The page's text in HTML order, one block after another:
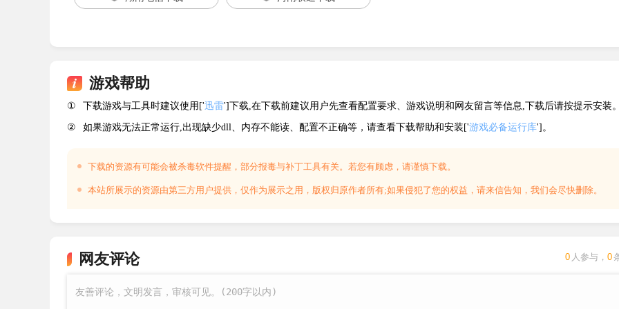
最低配置：
内存：2 GB RAM
显卡：Intel® HD Graphics 3000
游戏帮助
① 下载游戏与工具时建议使用['迅雷']下载,在下载前建议用户先查看配置要求、游戏说明和网友留言等信息,下载后请按提示安装。
② 如果游戏无法正常运行,出现缺少dll、内存不能读、配置不正确等，请查看下载帮助和安装['游戏必备运行库']。
下载的资源有可能会被杀毒软件提醒，部分报毒与补丁工具有关。若您有顾虑，请谨慎下载。
本站所展示的资源由第三方用户提供，仅作为展示之用，版权归原作者所有;如果侵犯了您的权益，请来信告知，我们会尽快删除。
网友评论 0 人参与， 0